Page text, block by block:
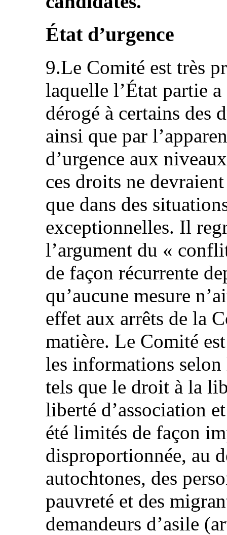
État d’urgence
9.Le Comité est très
laquelle l’État partie a
dérogé à certains des
ainsi que par
d’urgence aux
ces droits ne
que dans des
exceptionnelles. Il
l’argument du «
de façon récurrente
qu’aucune mesure
effet aux arrêts de la
matière. Le Comité
les informations
tels que le droit à la
liberté d’association
été limités de façon
disproportionnée, au
autochtones, des
pauvreté et des
demandeurs d’asile